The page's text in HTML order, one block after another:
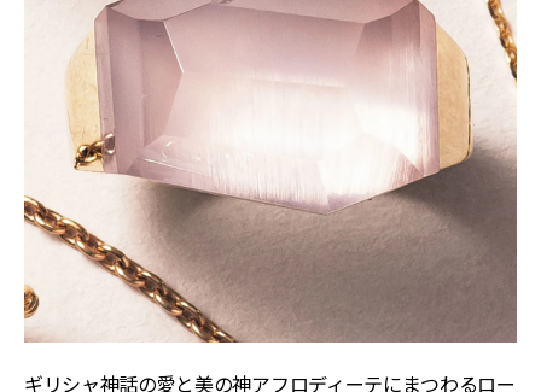
ギリシャ神話の愛と美の神アフロディーテにまつわるロー